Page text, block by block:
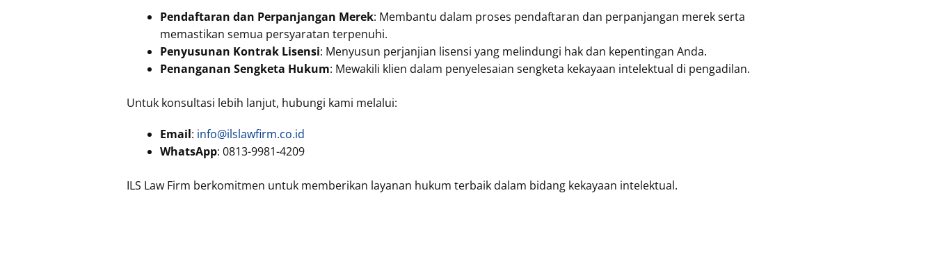
Pendaftaran dan Perpanjangan Merek: Membantu dalam proses pendaftaran dan perpanjangan merek serta
memastikan semua persyaratan terpenuhi.
Penyusunan Kontrak Lisensi: Menyusun perjanjian lisensi yang melindungi hak dan kepentingan Anda.
Penanganan Sengketa Hukum: Mewakili klien dalam penyelesaian sengketa kekayaan intelektual di pengadilan.
Untuk konsultasi lebih lanjut, hubungi kami melalui:
Email: info@ilslawfirm.co.id
WhatsApp: 0813-9981-4209
ILS Law Firm berkomitmen untuk memberikan layanan hukum terbaik dalam bidang kekayaan intelektual.